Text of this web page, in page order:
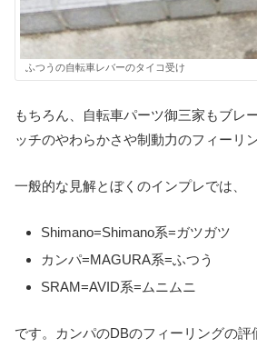
ふつうの自転車レバーのタイコ受け
もちろん、自転車パーツ御三家もブレ
ッチのやわらかさや制動力のフィーリ
一般的な見解とぼくのインプレでは、
Shimano=Shimano系=ガツガツ
カンパ=MAGURA系=ふつう
SRAM=AVID系=ムニムニ
です。カンパのDBのフィーリングの評